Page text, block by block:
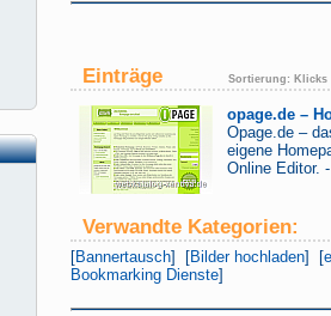
Einträge Sortierung: Klicks
opage.de –
Opage.de –
eigene
Online Editor.
Verwandte Kategorien:
[Bannertausch] [Bilder hochladen] [
Bookmarking Dienste]